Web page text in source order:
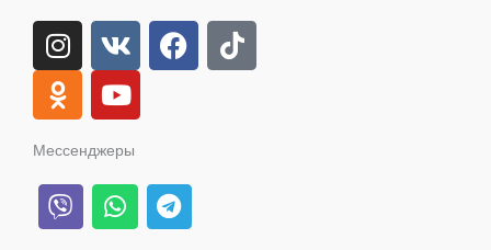
I
n
s
t
a
r
a
V
k
F
a
o
k
T
i
O
d
n
o
k
a
s
Y
o
u
t
u
b
e
Мессенджеры
V
i
W
h
T
e